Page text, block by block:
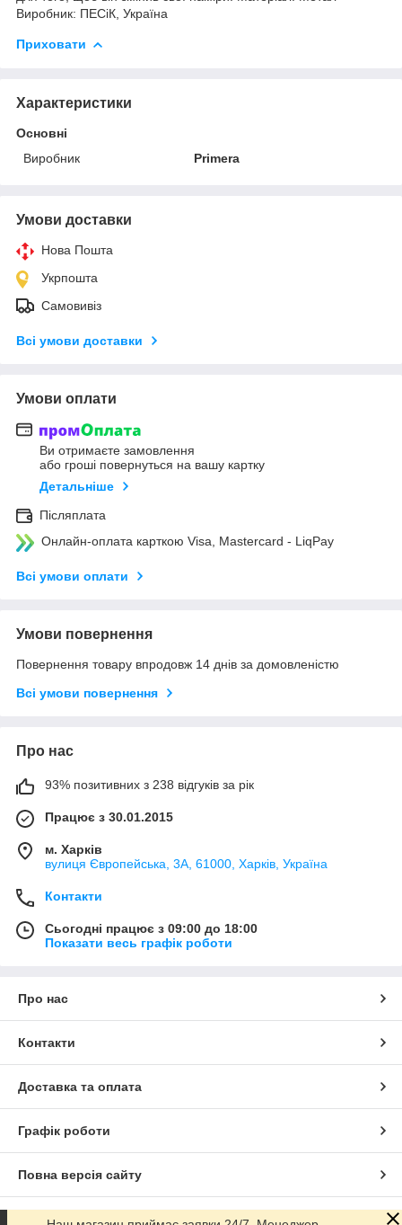
Виробник: ПЕСіК, Україна
Приховати
Характеристики
Основні
Виробник
Primera
Умови доставки
Нова Пошта
Укрпошта
Самовивіз
Всі умови доставки
Умови оплати
Ви отримаєте замовлення
або гроші повернуться на вашу картку
Детальніше
Післяплата
Онлайн-оплата карткою Visa, Mastercard - LiqPay
Всі умови оплати
Умови повернення
Повернення товару впродовж 14 днів за домовленістю
Всі умови повернення
Про нас
93% позитивних з 238 відгуків за рік
Працює з 30.01.2015
м. Харків
вулиця Європейська, 3А, 61000, Харків, Україна
Контакти
Сьогодні працює з 09:00 до 18:00
Показати весь графік роботи
Про нас
Контакти
Доставка та оплата
Графік роботи
Повна версія сайту
Сайт створено на маркетплейсі Prom.ua